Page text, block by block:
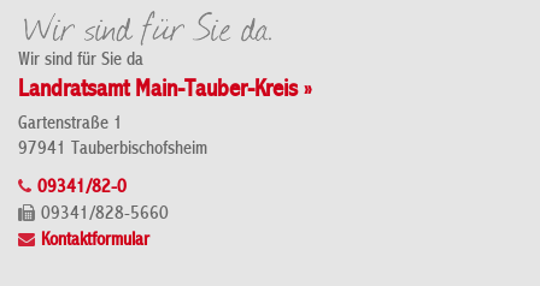
Wir sind für Sie da
Landratsamt Main-Tauber-Kreis »
Gartenstraße 1
97941 Tauberbischofsheim
09341/82-0
09341/828-5660
Kontaktformular